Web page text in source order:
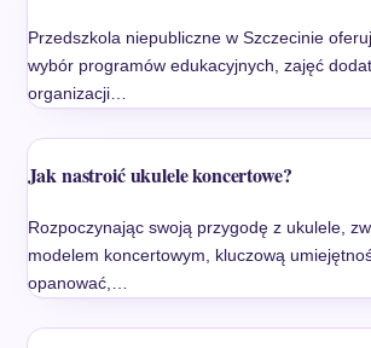
Przedszkola niepubliczne w Szczecinie
wybór programów edukacyjnych, zajęć
organizacji…
Jak nastroić ukulele koncertowe?
Rozpoczynając swoją przygodę z ukulele,
modelem koncertowym, kluczową
opanować,…